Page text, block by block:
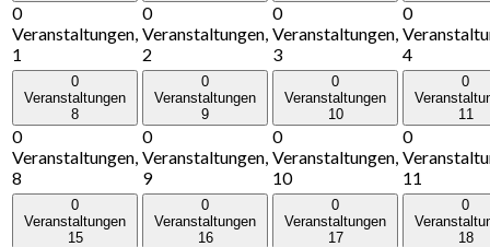
0
Veranstaltungen,
1
0
Veranstaltungen,
2
0
Veranstaltungen,
3
0
4
0
Veranstaltungen
8
0
Veranstaltungen,
8
0
Veranstaltungen
9
0
Veranstaltungen,
9
0
Veranstaltungen
10
0
Veranstaltungen,
10
0
11
0
11
0
Veranstaltungen
15
0
Veranstaltungen
16
0
Veranstaltungen
17
0
18